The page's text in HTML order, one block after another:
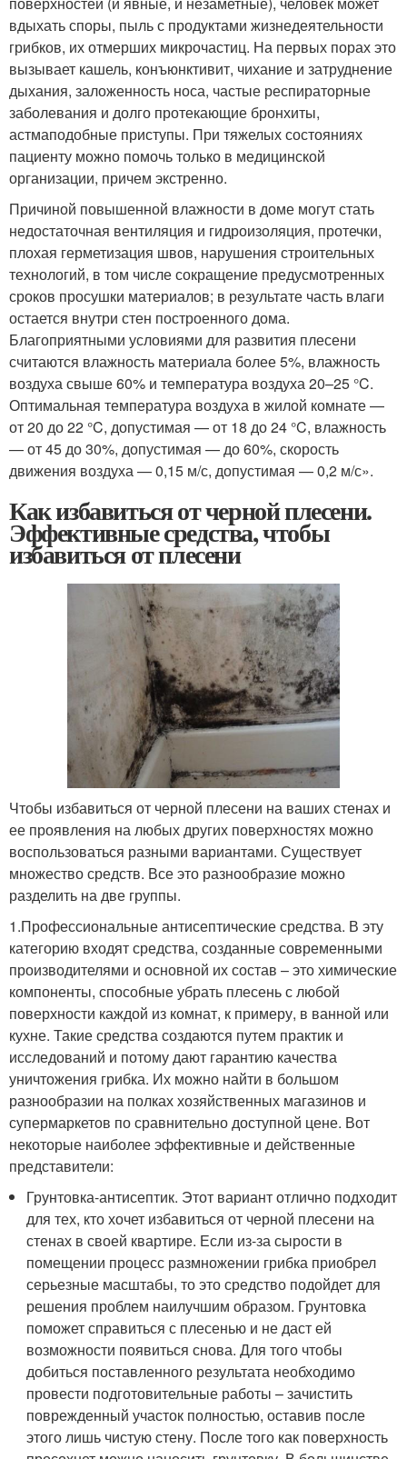
вдыхать споры, пыль с продуктами жизнедеятельности
грибков, их отмерших микрочастиц. На первых порах это
вызывает кашель, конъюнктивит, чихание и затруднение
дыхания, заложенность носа, частые респираторные
заболевания и долго протекающие бронхиты,
астмаподобные приступы. При тяжелых состояниях
пациенту можно помочь только в медицинской
организации, причем экстренно.
Причиной повышенной влажности в доме могут стать
недостаточная вентиляция и гидроизоляция, протечки,
плохая герметизация швов, нарушения строительных
технологий, в том числе сокращение предусмотренных
сроков просушки материалов; в результате часть влаги
остается внутри стен построенного дома.
Благоприятными условиями для развития плесени
считаются влажность материала более 5%, влажность
воздуха свыше 60% и температура воздуха 20–25 °C.
Оптимальная температура воздуха в жилой комнате —
от 20 до 22 °C, допустимая — от 18 до 24 °C, влажность
— от 45 до 30%, допустимая — до 60%, скорость
движения воздуха — 0,15 м/с, допустимая — 0,2 м/с».
Как избавиться от черной плесени.
Эффективные средства, чтобы
избавиться от плесени
Чтобы избавиться от черной плесени на ваших стенах и
ее проявления на любых других поверхностях можно
воспользоваться разными вариантами. Существует
множество средств. Все это разнообразие можно
разделить на две группы.
1.Профессиональные антисептические средства. В эту
категорию входят средства, созданные современными
производителями и основной их состав – это химические
компоненты, способные убрать плесень с любой
поверхности каждой из комнат, к примеру, в ванной или
кухне. Такие средства создаются путем практик и
исследований и потому дают гарантию качества
уничтожения грибка. Их можно найти в большом
разнообразии на полках хозяйственных магазинов и
супермаркетов по сравнительно доступной цене. Вот
некоторые наиболее эффективные и действенные
представители:
Грунтовка-антисептик. Этот вариант отлично подходит
для тех, кто хочет избавиться от черной плесени на
стенах в своей квартире. Если из-за сырости в
помещении процесс размножении грибка приобрел
серьезные масштабы, то это средство подойдет для
решения проблем наилучшим образом. Грунтовка
поможет справиться с плесенью и не даст ей
возможности появиться снова. Для того чтобы
добиться поставленного результата необходимо
провести подготовительные работы – зачистить
поврежденный участок полностью, оставив после
этого лишь чистую стену. После того как поверхность